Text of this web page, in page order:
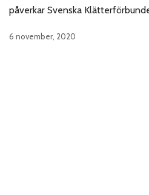
påverkar Svenska
6 november, 2020